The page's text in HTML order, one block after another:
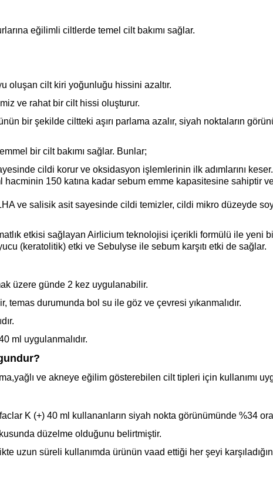
eğilimli ciltlerde temel cilt bakımı sağlar.
oluşan cilt kiri yoğunluğu hissini azaltır.
ve rahat bir cilt hissi oluşturur.
bir şekilde ciltteki aşırı parlama azalır, siyah noktaların
bir cilt bakımı sağlar. Bunlar;
cildi korur ve oksidasyon işlemlerinin ilk adımlarını keser.
150 katına kadar sebum emme kapasitesine sahiptir
ve salisik asit sayesinde cildi temizler, cildi mikro düzeyde
etkisi sağlayan Airlicium teknolojisi içerikli formülü ile yeni
(keratolitik) etki ve Sebulyse ile sebum karşıtı etki de sağlar.
üzere günde 2 kez uygulanabilir.
durumunda bol su ile göz ve çevresi yıkanmalıdır.
ml uygulanmalıdır.
ve akneye eğilim gösterebilen cilt tipleri için kullanımı
K (+) 40 ml kullananların siyah nokta görünümünde %34
düzelme olduğunu belirtmiştir.
uzun süreli kullanımda ürünün vaad ettiği her şeyi